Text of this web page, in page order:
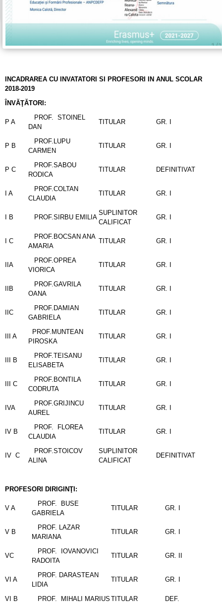
INCADRAREA CU INVATATORI SI PROFESORI IN ANUL SCOLAR
2018-2019
ÎNVĂŢĂTORI:
P A
PROF. STOINEL
DAN
TITULAR GR. I
P B
PROF.LUPU
CARMEN
TITULAR GR. I
P C
PROF.SABOU
RODICA
TITULAR DEFINITIVAT
I A
PROF.COLTAN
CLAUDIA
TITULAR GR. I
I B PROF.SIRBU EMILIA
SUPLINITOR
CALIFICAT
GR. I
I C
PROF.BOCSAN ANA
AMARIA
TITULAR GR. I
IIA
PROF.OPREA
VIORICA
TITULAR GR. I
IIB
PROF.GAVRILA
OANA
TITULAR GR. I
IIC
PROF.DAMIAN
GABRIELA
TITULAR GR. I
III A
PROF.MUNTEAN
PIROSKA
TITULAR GR. I
III B
PROF.TEISANU
ELISABETA
TITULAR GR. I
III C
PROF.BONTILA
CODRUTA
TITULAR GR. I
IVA
PROF.GRIJINCU
AUREL
TITULAR GR. I
IV B
PROF. FLOREA
CLAUDIA
TITULAR GR. I
IV C
PROF.STOICOV
ALINA
SUPLINITOR
CALIFICAT
DEFINITIVAT
PROFESORI DIRIGINŢI:
V A
PROF. BUSE
GABRIELA
TITULAR GR. I
V B
PROF. LAZAR
MARIANA
TITULAR GR. I
VC
PROF. IOVANOVICI
RADOITA
TITULAR GR. II
VI A
PROF. DARASTEAN
LIDIA
TITULAR GR. I
VI B PROF. MIHALI MARIUS TITULAR DEF.